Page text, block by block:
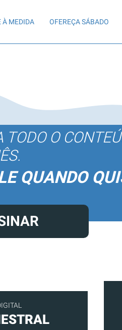
À MEDIDA OFEREÇA SÁBADO
TODO O
QUANDO